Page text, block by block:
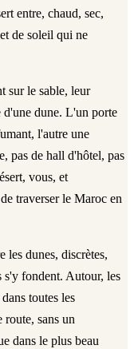
entre, chaud, sec,
de soleil qui ne
sur le sable, leur
d'une dune. L'un porte
l'autre une
pas de hall d'hôtel, pas
vous, et
traverser le Maroc en
les dunes, discrètes,
s'y fondent. Autour, les
toutes les
route, sans un
dans le plus beau